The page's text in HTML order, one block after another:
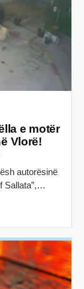
e motër
Vlorë!
autorësinë
Sallata”,…